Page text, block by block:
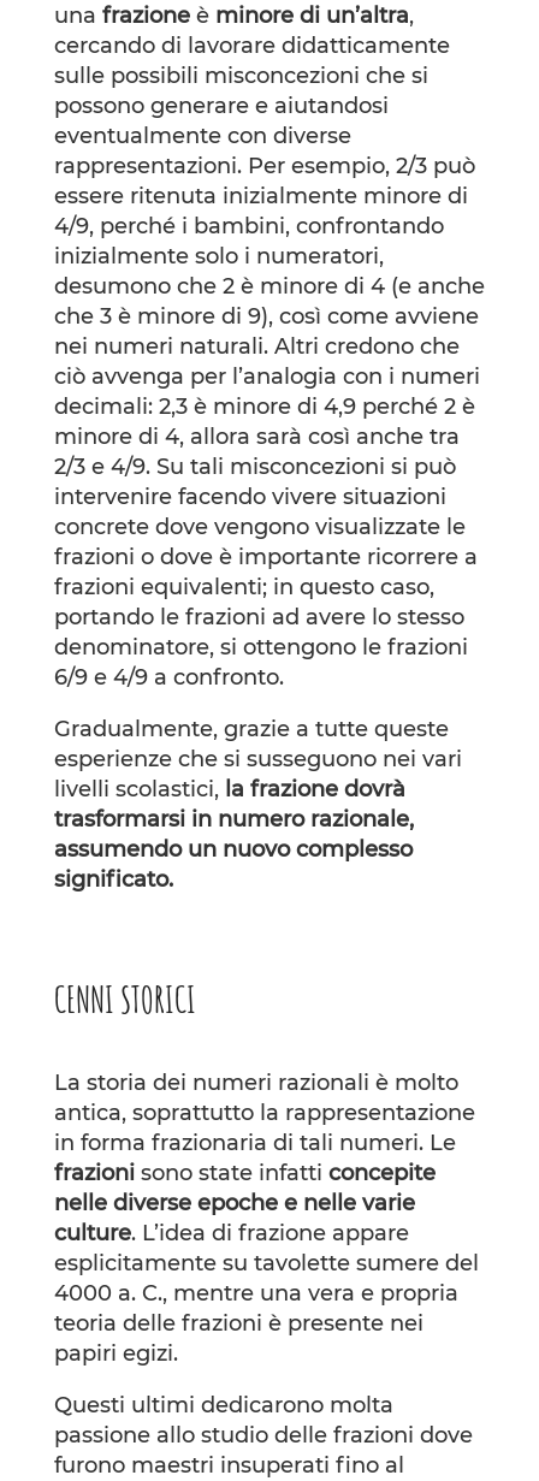
una frazioneèminore di un’altra,
cercando di lavorare didatticamente
sulle possibili misconcezioni che si
possono generare e aiutandosi
eventualmente con diverse
rappresentazioni. Per esempio, 2/3 può
essere ritenuta inizialmente minore di
4/9, perché i bambini, confrontando
inizialmente solo i numeratori,
desumono che 2 è minore di 4 (e anche
che 3 è minore di 9), così come avviene
nei numeri naturali. Altri credono che
ciò avvenga per l’analogia con i numeri
decimali: 2,3 è minore di 4,9 perché 2 è
minore di 4, allora sarà così anche tra
2/3 e 4/9. Su tali misconcezioni si può
intervenire facendo vivere situazioni
concrete dove vengono visualizzate le
frazioni o dove è importante ricorrere a
frazioni equivalenti; in questo caso,
portando le frazioni ad avere lo stesso
denominatore, si ottengono le frazioni
6/9 e 4/9 a confronto.
Gradualmente, grazie a tutte queste
esperienze che si susseguono nei vari
livelli scolastici, la frazione dovrà
trasformarsi in numero razionale,
assumendo un nuovo complesso
significato.
CENNI STORICI
La storia dei numeri razionali è molto
antica, soprattutto la rappresentazione
in forma frazionaria di tali numeri. Le
frazionisono state infatti concepite
nelle diverse epoche e nelle varie
culture. L’idea di frazione appare
esplicitamente su tavolette sumere del
4000 a. C., mentre una vera e propria
teoria delle frazioni è presente nei
papiri egizi.
Questi ultimi dedicarono molta
passione allo studio delle frazioni dove
furono maestri insuperati fino al